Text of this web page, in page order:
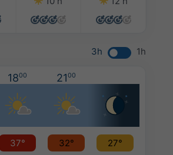
3h 1h
1800 2100
37° 32°
27°